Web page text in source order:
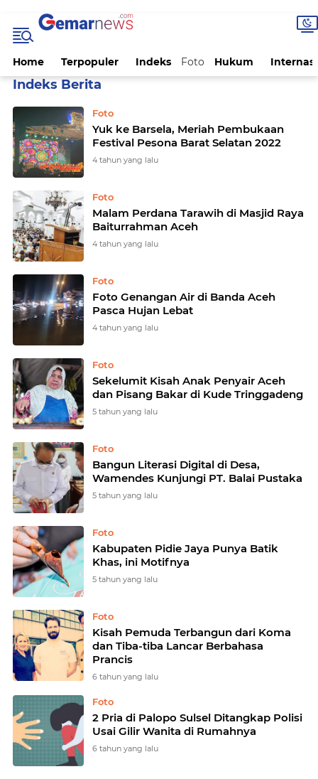
Home Terpopuler Indeks Foto Hukum
Foto
Yuk ke Barsela, Meriah Pembukaan
Festival Pesona Barat Selatan 2022
4 tahun yang lalu
Foto
Malam Perdana Tarawih di Masjid Raya
Baiturrahman Aceh
4 tahun yang lalu
Foto
Foto Genangan Air di Banda Aceh
Pasca Hujan Lebat
4 tahun yang lalu
Foto
Sekelumit Kisah Anak Penyair Aceh
dan Pisang Bakar di Kude Tringgadeng
5 tahun yang lalu
Foto
Bangun Literasi Digital di Desa,
Wamendes Kunjungi PT. Balai Pustaka
5 tahun yang lalu
Foto
Kabupaten Pidie Jaya Punya Batik
Khas, ini Motifnya
5 tahun yang lalu
Foto
Kisah Pemuda Terbangun dari Koma
dan Tiba-tiba Lancar Berbahasa
Prancis
6 tahun yang lalu
Foto
2 Pria di Palopo Sulsel Ditangkap Polisi
Usai Gilir Wanita di Rumahnya
6 tahun yang lalu